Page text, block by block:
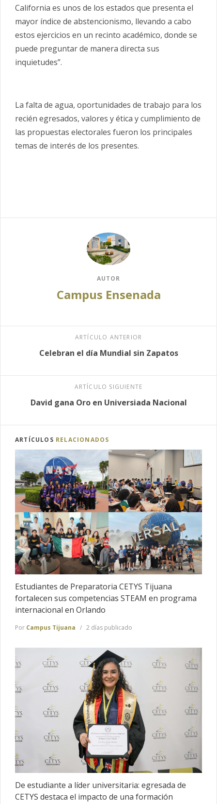
California es unos de los estados que presenta el
mayor índice de abstencionismo, llevando a cabo
estos ejercicios en un recinto académico, donde se
puede preguntar de manera directa sus
inquietudes”.
La falta de agua, oportunidades de trabajo para los
recién egresados, valores y ética y cumplimiento de
las propuestas electorales fueron los principales
temas de interés de los presentes.
AUTOR
Campus Ensenada
ARTÍCULO ANTERIOR
Celebran el día Mundial sin Zapatos
ARTÍCULO SIGUIENTE
David gana Oro en Universiada Nacional
ARTÍCULOS RELACIONADOS
Estudiantes de Preparatoria CETYS Tijuana
fortalecen sus competencias STEAM en programa
internacional en Orlando
Por Campus Tijuana 2 días publicado
De estudiante a líder universitaria: egresada de
CETYS destaca el impacto de una formación